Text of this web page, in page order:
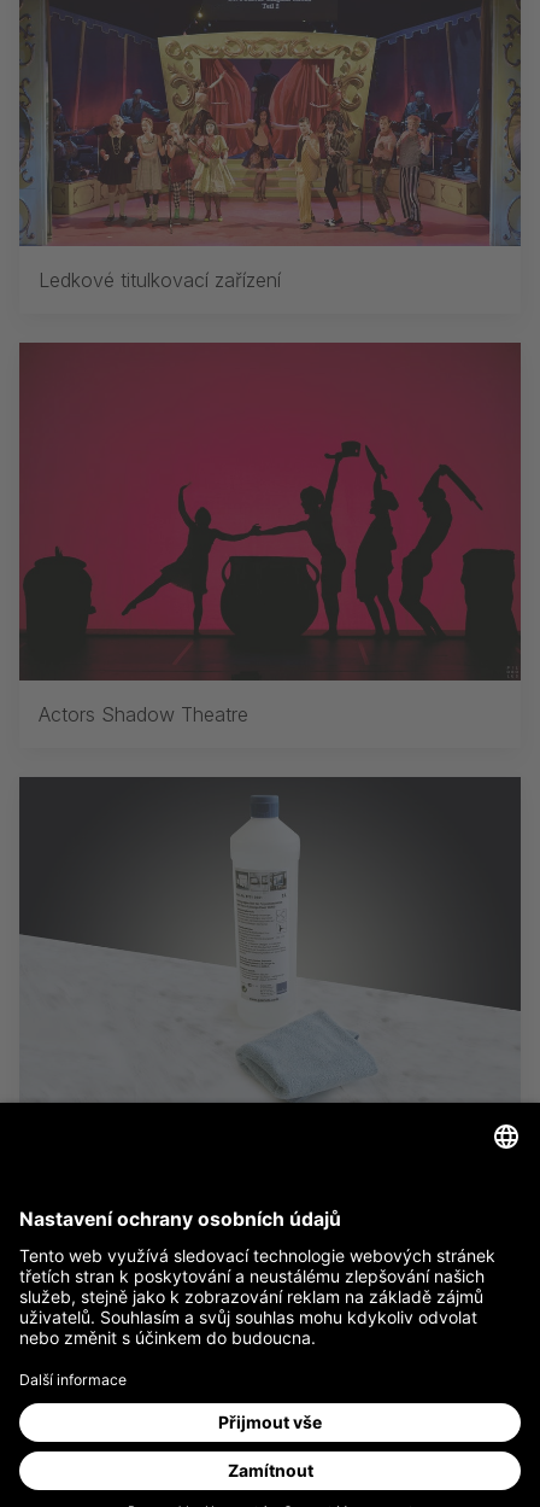
Ledkové titulkovací zařízení
Actors Shadow Theatre
vysoce kvalitních promítacích filmů a komplexních, vysoce
specializovaných projekčních efektů a také obřích
rolovacích pláten pro divadla a operní domy, konferenční
prostory, konferenční místnosti, televizní studia a také
mega akce a další rozsáhlé projekty.